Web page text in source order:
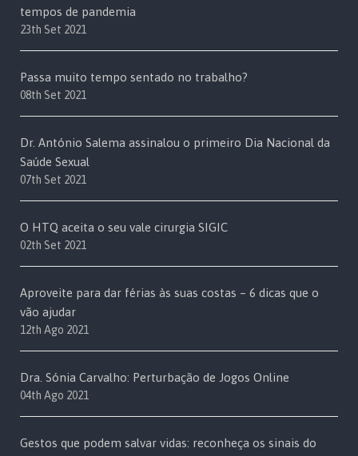
tempos de pandemia
23th Set 2021
Passa muito tempo sentado no trabalho?
08th Set 2021
Dr. António Salema assinalou o primeiro Dia Nacional da
Saúde Sexual
07th Set 2021
O HTQ aceita o seu vale cirurgia SIGIC
02th Set 2021
Aproveite para dar férias às suas costas – 6 dicas que o
vão ajudar
12th Ago 2021
Dra. Sónia Carvalho: Perturbação de Jogos Online
04th Ago 2021
Gestos que podem salvar vidas: reconheça os sinais do